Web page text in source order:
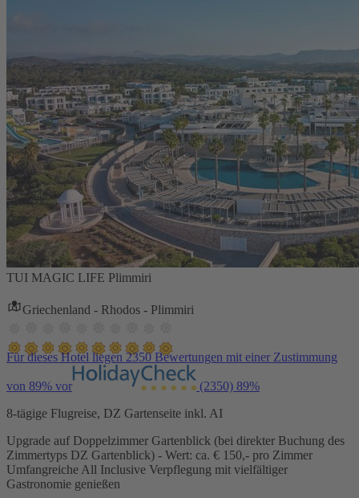
TUI MAGIC LIFE Plimmiri
Griechenland - Rhodos - Plimmiri
Für dieses Hotel liegen 2350 Bewertungen mit einer Zustimmung
von 89% vor (2350) 89%
8-tägige Flugreise, DZ Gartenseite inkl. AI
Upgrade auf Doppelzimmer Gartenblick (bei direkter Buchung des
Zimmertyps DZ Gartenblick) - Wert: ca. € 150,- pro Zimmer
Umfangreiche All Inclusive Verpflegung mit vielfältiger
Gastronomie genießen